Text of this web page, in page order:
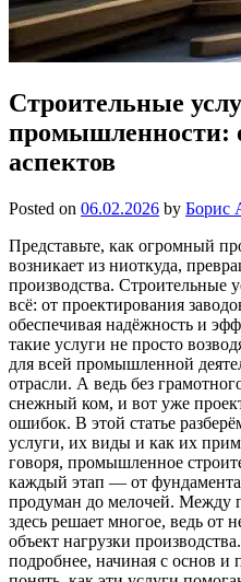
Строительные
промышленности:
аспектов
Posted on 06.02.2026 by Борис
Представьте, как огромный
возникает из ниоткуда,
производства. Строительные
всё: от проектирования
обеспечивая надёжность и
такие услуги не просто
для всей промышленной
отрасли. А ведь без
снежный ком, и вот уже
ошибок. В этой статье
услуги, их виды и как их
говоря, промышленное
каждый этап — от
продуман до мелочей. Между
здесь решает многое, ведь от
объект нагрузки
подробнее, начиная с основ и